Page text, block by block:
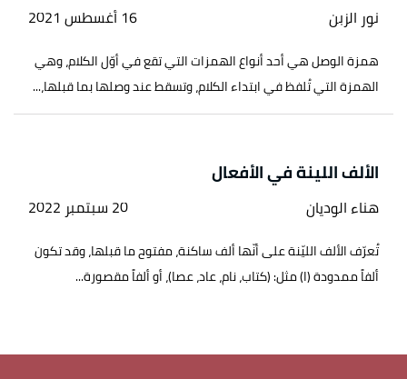
نور الزبن 16 أغسطس 2021
همزة الوصل هي أحد أنواع الهمزات التي تقع في أوّل الكلام، وهي
الهمزة التي تُلفظ في ابتداء الكلام، وتسقط عند وصلها بما قبلها،...
الألف اللينة في الأفعال
هناء الوديان 20 سبتمبر 2022
تُعرّف الألف الليّنة على أنّها ألف ساكنة، مفتوح ما قبلها، وقد تكون
ألفاً ممدودة (ا) مثل: (كتاب، نام، عاد، عصا)، أو ألفاً مقصورة...